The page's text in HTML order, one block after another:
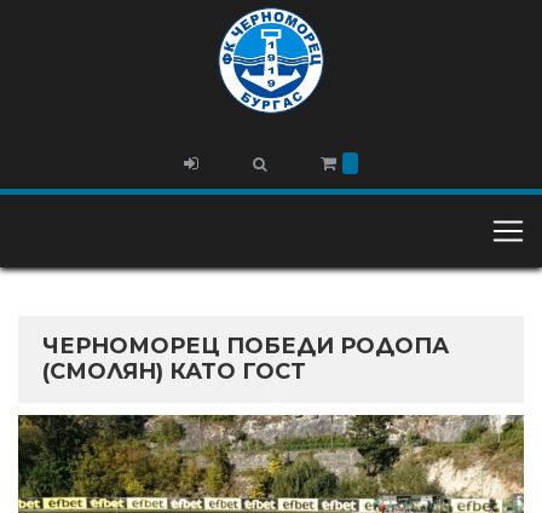
ЧЕРНОМОРЕЦ ПОБЕДИ РОДОПА
(СМОЛЯН) КАТО ГОСТ